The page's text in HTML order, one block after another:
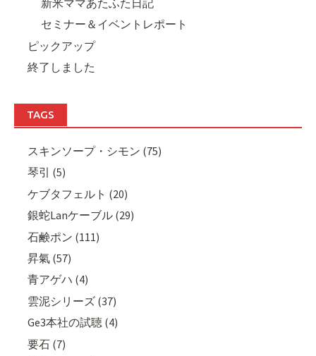
セミナー＆イベントレポート
ピックアップ
終了しました
TAGS
スキンソープ・シモン (75)
琴引 (5)
ケブタフェルト (20)
銀蛇Lanケーブル (29)
石鹸ポン (111)
昇氣 (57)
青アゲハ (4)
雲泥シリーズ (37)
Ge3本社の試聴 (4)
要石 (7)